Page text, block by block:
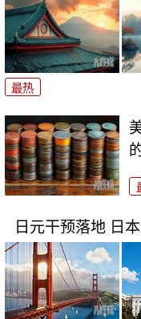
最热
日元干预落地 日